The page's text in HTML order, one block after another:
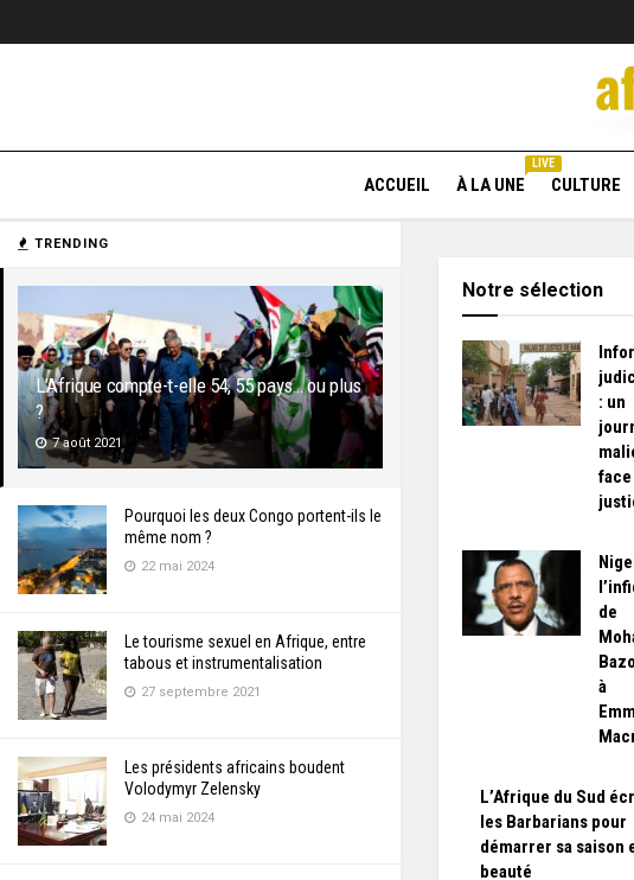
TRENDING
L’Afrique compte-t-elle 54, 55 pays… ou plus
?
7 août 2021
Pourquoi les deux Congo portent-ils le
même nom ?
22 mai 2024
Le tourisme sexuel en Afrique, entre
tabous et instrumentalisation
27 septembre 2021
Les présidents africains boudent
Volodymyr Zelensky
24 mai 2024
ACCUEIL À LA UNE
LIVE
CULTURE
Notre sélection
: un
face
de
à
L’Afrique du Sud
les Barbarians pour
démarrer sa saison
beauté